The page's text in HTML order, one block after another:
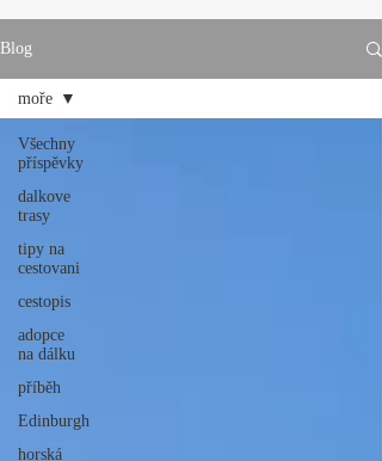
Blog
Všechny
příspěvky
dalkove
trasy
tipy na
cestovani
cestopis
adopce
na dálku
příběh
Edinburgh
horská
moře